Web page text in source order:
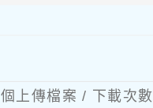
個上傳檔案 / 下載次數